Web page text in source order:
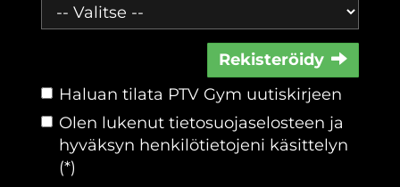
Rekisteröidy
Haluan tilata PTV Gym uutiskirjeen
Olen lukenut tietosuojaselosteen ja
hyväksyn henkilötietojeni käsittelyn
(*)